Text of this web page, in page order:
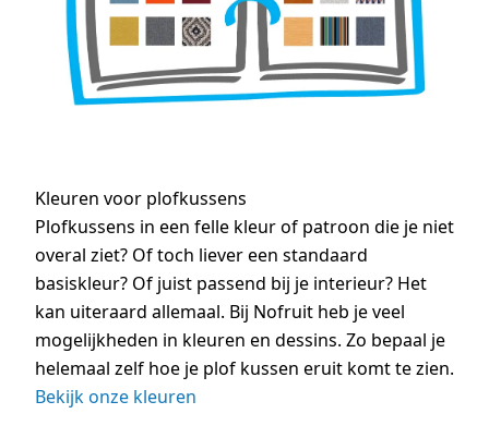
Kleuren voor plofkussens
Plofkussens in een felle kleur of patroon die je niet
overal ziet? Of toch liever een standaard
basiskleur? Of juist passend bij je interieur? Het
kan uiteraard allemaal. Bij Nofruit heb je veel
mogelijkheden in kleuren en dessins. Zo bepaal je
helemaal zelf hoe je plof kussen eruit komt te zien.
Bekijk onze kleuren